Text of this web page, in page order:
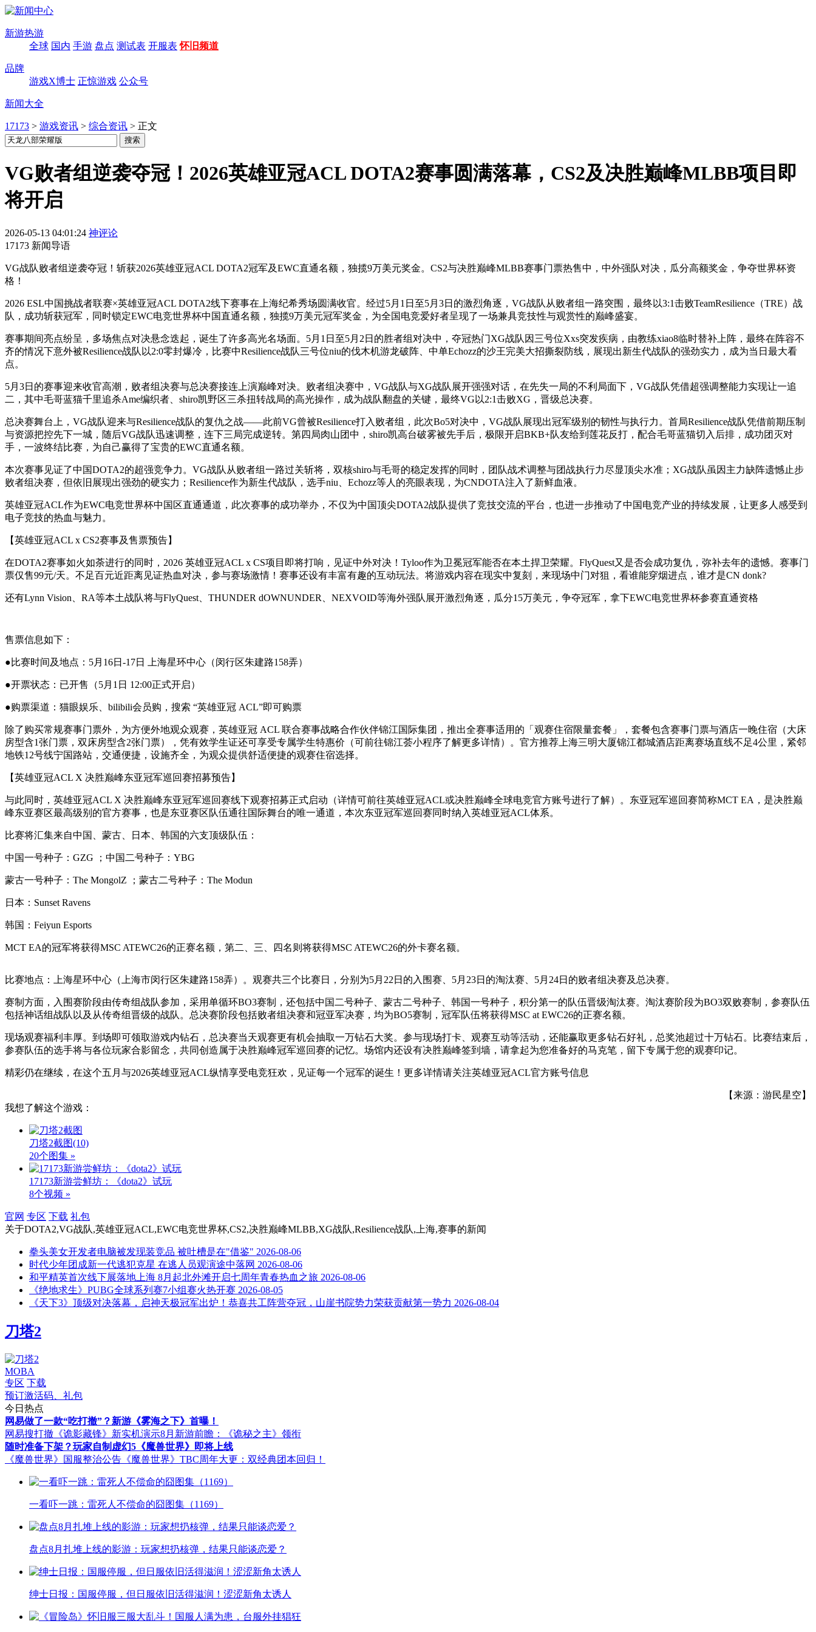
新游热游
全球 国内 手游 盘点 测试表 开服表 怀旧频道
品牌
游戏X博士 正惊游戏 公众号
新闻大全
17173 > 游戏资讯 > 综合资讯 > 正文
VG败者组逆袭夺冠！2026英雄亚冠ACL DOTA2赛事圆满落幕，CS2及决胜巅峰MLBB项目即
将开启
2026-05-13 04:01:24 神评论
17173 新闻导语
VG战队败者组逆袭夺冠！斩获2026英雄亚冠ACL DOTA2冠军及EWC直通名额，独揽9万美元奖金。CS2与决胜巅峰MLBB赛事门票热售中，中外强队对决，瓜分高额奖金，争夺世界杯资
格！
2026 ESL中国挑战者联赛×英雄亚冠ACL DOTA2线下赛事在上海纪希秀场圆满收官。经过5月1日至5月3日的激烈角逐，VG战队从败者组一路突围，最终以3:1击败TeamResilience（TRE）战
队，成功斩获冠军，同时锁定EWC电竞世界杯中国直通名额，独揽9万美元冠军奖金，为全国电竞爱好者呈现了一场兼具竞技性与观赏性的巅峰盛宴。
赛事期间亮点纷呈，多场焦点对决悬念迭起，诞生了许多高光名场面。5月1日至5月2日的胜者组对决中，夺冠热门XG战队因三号位Xxs突发疾病，由教练xiao8临时替补上阵，最终在阵容不
齐的情况下意外被Resilience战队以2:0零封爆冷，比赛中Resilience战队三号位niu的伐木机游龙破阵、中单Echozz的沙王完美大招撕裂防线，展现出新生代战队的强劲实力，成为当日最大看
点。
5月3日的赛事迎来收官高潮，败者组决赛与总决赛接连上演巅峰对决。败者组决赛中，VG战队与XG战队展开强强对话，在先失一局的不利局面下，VG战队凭借超强调整能力实现让一追
二，其中毛哥蓝猫千里追杀Ame编织者、shiro凯野区三杀扭转战局的高光操作，成为战队翻盘的关键，最终VG以2:1击败XG，晋级总决赛。
总决赛舞台上，VG战队迎来与Resilience战队的复仇之战——此前VG曾被Resilience打入败者组，此次Bo5对决中，VG战队展现出冠军级别的韧性与执行力。首局Resilience战队凭借前期压制
与资源把控先下一城，随后VG战队迅速调整，连下三局完成逆转。第四局肉山团中，shiro凯高台破雾被先手后，极限开启BKB+队友给到莲花反打，配合毛哥蓝猫切入后排，成功团灭对
手，一波终结比赛，为自己赢得了宝贵的EWC直通名额。
本次赛事见证了中国DOTA2的超强竞争力。VG战队从败者组一路过关斩将，双核shiro与毛哥的稳定发挥的同时，团队战术调整与团战执行力尽显顶尖水准；XG战队虽因主力缺阵遗憾止步
败者组决赛，但依旧展现出强劲的硬实力；Resilience作为新生代战队，选手niu、Echozz等人的亮眼表现，为CNDOTA注入了新鲜血液。
英雄亚冠ACL作为EWC电竞世界杯中国区直通通道，此次赛事的成功举办，不仅为中国顶尖DOTA2战队提供了竞技交流的平台，也进一步推动了中国电竞产业的持续发展，让更多人感受到
电子竞技的热血与魅力。
【英雄亚冠ACL x CS2赛事及售票预告】
在DOTA2赛事如火如荼进行的同时，2026 英雄亚冠ACL x CS项目即将打响，见证中外对决！Tyloo作为卫冕冠军能否在本土捍卫荣耀。FlyQuest又是否会成功复仇，弥补去年的遗憾。赛事门
票仅售99元/天。不足百元近距离见证热血对决，参与赛场激情！赛事还设有丰富有趣的互动玩法。将游戏内容在现实中复刻，来现场中门对狙，看谁能穿烟进点，谁才是CN donk?
还有Lynn Vision、RA等本土战队将与FlyQuest、THUNDER dOWNUNDER、NEXVOID等海外强队展开激烈角逐，瓜分15万美元，争夺冠军，拿下EWC电竞世界杯参赛直通资格
售票信息如下：
●比赛时间及地点：5月16日-17日 上海星环中心（闵行区朱建路158弄）
●开票状态：已开售（5月1日 12:00正式开启）
●购票渠道：猫眼娱乐、bilibili会员购，搜索 “英雄亚冠 ACL”即可购票
除了购买常规赛事门票外，为方便外地观众观赛，英雄亚冠 ACL 联合赛事战略合作伙伴锦江国际集团，推出全赛事适用的「观赛住宿限量套餐」，套餐包含赛事门票与酒店一晚住宿（大床
房型含1张门票，双床房型含2张门票），凭有效学生证还可享受专属学生特惠价（可前往锦江荟小程序了解更多详情）。官方推荐上海三明大厦锦江都城酒店距离赛场直线不足4公里，紧邻
地铁12号线宁国路站，交通便捷，设施齐全，为观众提供舒适便捷的观赛住宿选择。
【英雄亚冠ACL X 决胜巅峰东亚冠军巡回赛招募预告】
与此同时，英雄亚冠ACL X 决胜巅峰东亚冠军巡回赛线下观赛招募正式启动（详情可前往英雄亚冠ACL或决胜巅峰全球电竞官方账号进行了解）。东亚冠军巡回赛简称MCT EA，是决胜巅
峰东亚赛区最高级别的官方赛事，也是东亚赛区队伍通往国际舞台的唯一通道，本次东亚冠军巡回赛同时纳入英雄亚冠ACL体系。
比赛将汇集来自中国、蒙古、日本、韩国的六支顶级队伍：
中国一号种子：GZG ；中国二号种子：YBG
蒙古一号种子：The MongolZ ；蒙古二号种子：The Modun
日本：Sunset Ravens
韩国：Feiyun Esports
MCT EA的冠军将获得MSC ATEWC26的正赛名额，第二、三、四名则将获得MSC ATEWC26的外卡赛名额。
比赛地点：上海星环中心（上海市闵行区朱建路158弄）。观赛共三个比赛日，分别为5月22日的入围赛、5月23日的淘汰赛、5月24日的败者组决赛及总决赛。
赛制方面，入围赛阶段由传奇组战队参加，采用单循环BO3赛制，还包括中国二号种子、蒙古二号种子、韩国一号种子，积分第一的队伍晋级淘汰赛。淘汰赛阶段为BO3双败赛制，参赛队伍
包括神话组战队以及从传奇组晋级的战队。总决赛阶段包括败者组决赛和冠亚军决赛，均为BO5赛制，冠军队伍将获得MSC at EWC26的正赛名额。
现场观赛福利丰厚。到场即可领取游戏内钻石，总决赛当天观赛更有机会抽取一万钻石大奖。参与现场打卡、观赛互动等活动，还能赢取更多钻石好礼，总奖池超过十万钻石。比赛结束后，
参赛队伍的选手将与各位玩家合影留念，共同创造属于决胜巅峰冠军巡回赛的记忆。场馆内还设有决胜巅峰签到墙，请拿起为您准备好的马克笔，留下专属于您的观赛印记。
精彩仍在继续，在这个五月与2026英雄亚冠ACL纵情享受电竞狂欢，见证每一个冠军的诞生！更多详情请关注英雄亚冠ACL官方账号信息
【来源：游民星空】
我想了解这个游戏：
刀塔2截图(10)
20个图集 »
17173新游尝鲜坊：《dota2》试玩
8个视频 »
官网 专区 下载 礼包
关于DOTA2,VG战队,英雄亚冠ACL,EWC电竞世界杯,CS2,决胜巅峰MLBB,XG战队,Resilience战队,上海,赛事的新闻
拳头美女开发者电脑被发现装竞品 被吐槽是在"借鉴" 2026-08-06
时代少年团成新一代逃犯克星 在逃人员观演途中落网 2026-08-06
和平精英首次线下展落地上海 8月起北外滩开启七周年青春热血之旅 2026-08-06
《绝地求生》PUBG全球系列赛7小组赛火热开赛 2026-08-05
《天下3》顶级对决落幕，启神天极冠军出炉！恭喜共工阵营夺冠，山崖书院势力荣获贡献第一势力 2026-08-04
刀塔2
MOBA
专区 下载
预订激活码、礼包
今日热点
网易做了一款“吃打撤”？新游《雾海之下》首曝！
网易搜打撤《诡影藏锋》新实机演示8月新游前瞻：《诡秘之主》领衔
随时准备下架？玩家自制虚幻5《魔兽世界》即将上线
《魔兽世界》国服整治公告 《魔兽世界》TBC周年大更：双经典团本回归！
一看吓一跳：雷死人不偿命的囧图集（1169）
盘点8月扎堆上线的影游：玩家想扔核弹，结果只能谈恋爱？
绅士日报：国服停服，但日服依旧活得滋润！涩涩新角太诱人